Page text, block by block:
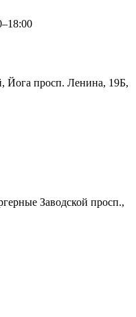
Йога просп. Ленина, 19Б,
Заводской просп.,